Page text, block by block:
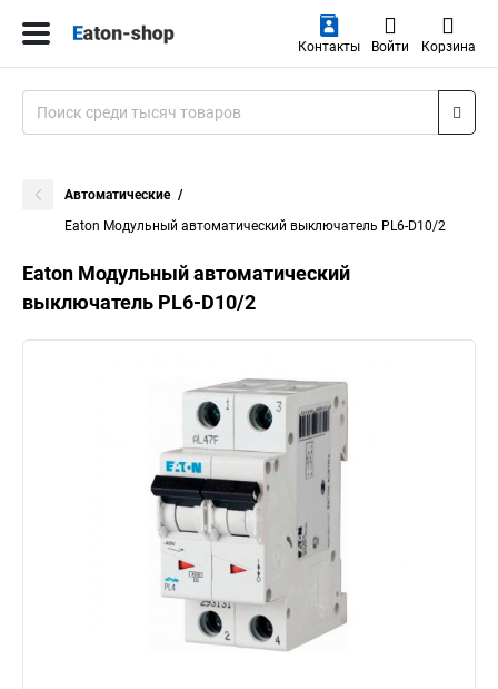
Контакты Войти Корзина
Автоматические
Eaton Модульный автоматический выключатель PL6-D10/2
Eaton Модульный автоматический
выключатель PL6-D10/2